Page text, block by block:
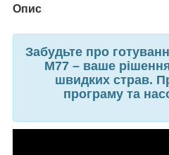
Опис
Забудьте про
M77 – ваше
швидких страв.
програму та